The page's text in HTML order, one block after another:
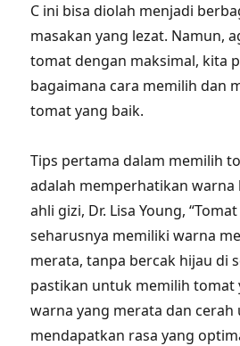
C ini bisa diolah menjadi
masakan yang lezat. Namun,
tomat dengan maksimal, kita
bagaimana cara memilih dan
tomat yang baik.
Tips pertama dalam memilih
adalah memperhatikan
ahli gizi, Dr. Lisa Young,
seharusnya memiliki warna
merata, tanpa bercak hijau di
pastikan untuk memilih tomat
warna yang merata dan cerah
mendapatkan rasa yang